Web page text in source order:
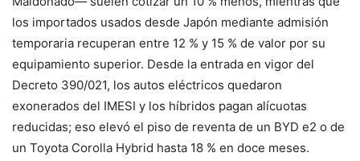
los importados usados desde Japón mediante admisión
temporaria recuperan entre 12 % y 15 % de valor por su
equipamiento superior. Desde la entrada en vigor del
Decreto 390/021, los autos eléctricos quedaron
exonerados del IMESI y los híbridos pagan alícuotas
reducidas; eso elevó el piso de reventa de un BYD e2 o de
un Toyota Corolla Hybrid hasta 18 % en doce meses.